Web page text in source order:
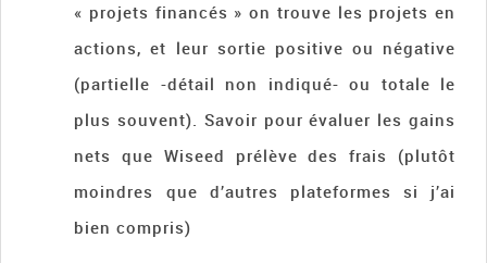
« projets financés » on trouve les projets en
actions, et leur sortie positive ou négative
(partielle -détail non indiqué- ou totale le
plus souvent). Savoir pour évaluer les gains
nets que Wiseed prélève des frais (plutôt
moindres que d’autres plateformes si j’ai
bien compris)